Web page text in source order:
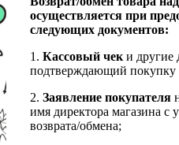
осуществляется при
следующих документов:
1. Кассовый чеки другие
подтверждающий покупку
2. Заявление покупателя
имя директора магазина с
возврата/обмена;